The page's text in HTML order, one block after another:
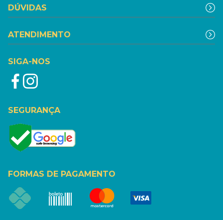
DÚVIDAS
ATENDIMENTO
SIGA-NOS
SEGURANÇA
FORMAS DE PAGAMENTO